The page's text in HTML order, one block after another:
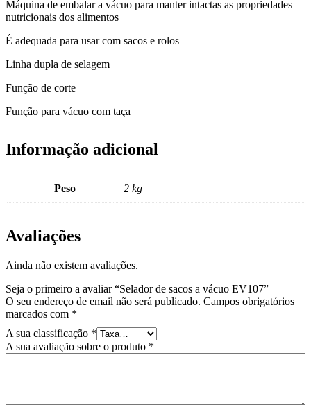
Máquina de embalar a vácuo para manter intactas as propriedades
nutricionais dos alimentos
É adequada para usar com sacos e rolos
Linha dupla de selagem
Função de corte
Função para vácuo com taça
Informação adicional
Peso 2 kg
Avaliações
Ainda não existem avaliações.
Seja o primeiro a avaliar “Selador de sacos a vácuo EV107”
O seu endereço de email não será publicado. Campos obrigatórios
marcados com *
A sua classificação *
A sua avaliação sobre o produto *